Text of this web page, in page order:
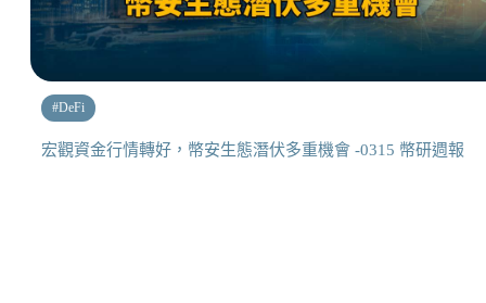
#DeFi
宏觀資金行情轉好，幣安生態潛伏多重機會 -0315 幣研週報